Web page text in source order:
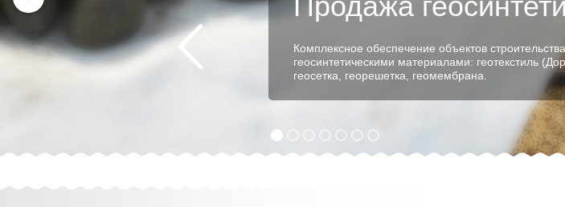
Комплексное обеспечение объектов строительства
геосинтетическими материалами: геотекстиль
геосетка, георешетка, геомембрана.